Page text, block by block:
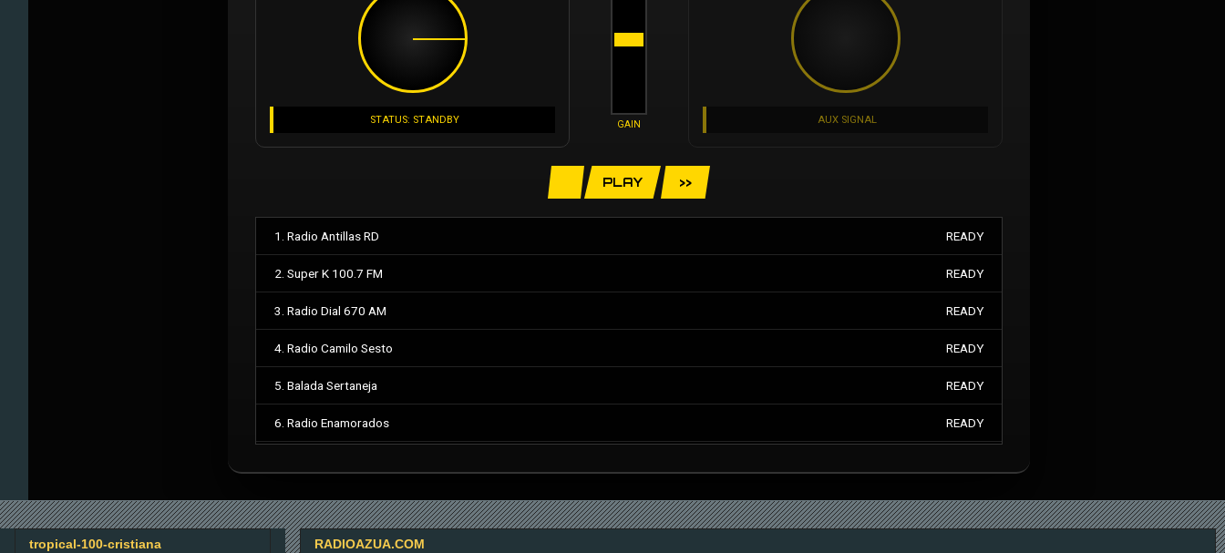
STATUS: STANDBY GAIN AUX SIGNAL
PLAY >>
1. Radio Antillas RD READY
2. Super K 100.7 FM READY
3. Radio Dial 670 AM READY
4. Radio Camilo Sesto READY
5. Balada Sertaneja READY
6. Radio Enamorados READY
RADIOAZUA.COM
tropical-100-cristiana